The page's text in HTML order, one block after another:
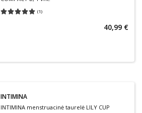
(1)
Vidutinis įvertinimas 5.00
40,99 €
INTIMINA
INTIMINA menstruacinė taurelė LILY CUP